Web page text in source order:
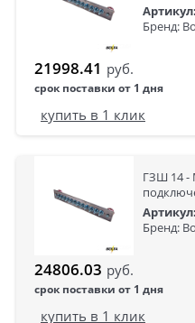
Бренд:
21998.41 руб.
срок поставки от 1 дня
купить в 1 клик
ГЗШ 14 -
Бренд:
24806.03 руб.
срок поставки от 1 дня
купить в 1 клик